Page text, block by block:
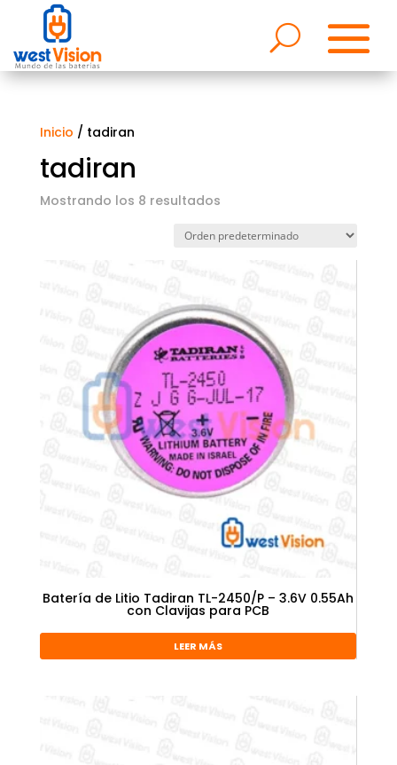
Inicio / tadiran
tadiran
Mostrando los 8 resultados
Batería de Litio Tadiran TL-2450/P – 3.6V 0.55Ah
con Clavijas para PCB
LEER MÁS